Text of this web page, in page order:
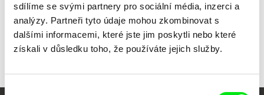
sdílíme se svými partnery pro sociální média, inzerci a
analýzy. Partneři tyto údaje mohou zkombinovat s
dalšími informacemi, které jste jim poskytli nebo které
získali v důsledku toho, že používáte jejich služby.
Výběr
Zpět na všechny výběry